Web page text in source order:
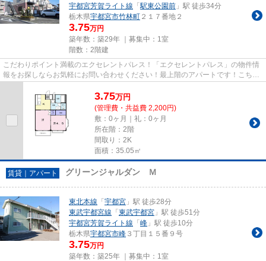
宇都宮芳賀ライト線 「駅東公園前 」駅 徒歩34分
栃木県宇都宮市竹林町 ２１７番地２
3.75万円
築年数：築29年 ｜募集中： 1室
階数：2階建
こだわりポイント満載のエクセレントパレス！「エクセレントパレス」の物件情
報をお探しならお気軽にお問い合わせください！最上階のアパートです！こちら
3.75万円
(管理費・共益費 2,200円)
敷：0ヶ月｜礼：0ヶ月
所在階：2階
間取り：2K
面積：35.05㎡
賃貸｜アパート グリーンジャルダン Ｍ
東北本線 「 宇都宮 」駅 徒歩28分
東武宇都宮線 「 東武宇都宮 」駅 徒歩51分
宇都宮芳賀ライト線 「 峰 」駅 徒歩10分
栃木県宇都宮市峰 ３丁目１５番９号
3.75万円
築年数：築25年 ｜募集中： 1室